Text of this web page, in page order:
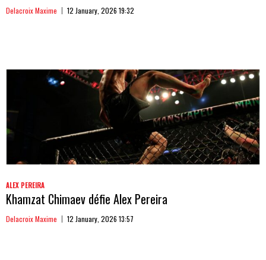
Delacroix Maxime 12 January, 2026 19:32
ALEX PEREIRA
Khamzat Chimaev défie Alex Pereira
Delacroix Maxime 12 January, 2026 13:57